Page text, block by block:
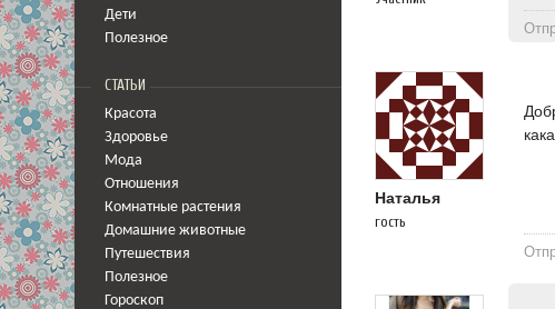
Дети
Полезное
СТАТЬИ
Красота
Здоровье
Мода
Отношения
Комнатные растения
Домашние животные
Путешествия
Полезное
Гороскоп
Наталья
гость